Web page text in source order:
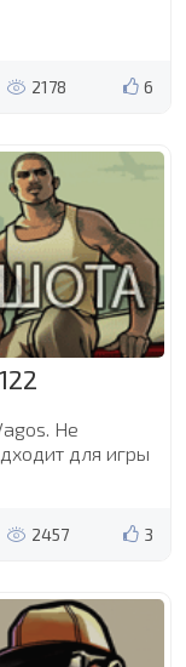
6
2178
Не
для игры
3
2457